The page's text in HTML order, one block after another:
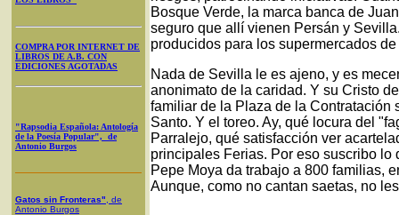
COMPRA POR INTERNET DE
LIBROS DE A.B. CON
EDICIONES AGOTADAS
"Rapsodia Española: Antología
de la Poesía Popular", de
Antonio Burgos
Gatos sin Fronteras" , de
Antonio Burgos
Bosque Verde, la marca banca de
seguro que allí vienen Persán y
producidos para los supermercados
Nada de Sevilla le es ajeno, y es
anonimato de la caridad. Y su Cristo
familiar de la Plaza de la Contratación
Santo. Y el toreo. Ay, qué locura del
Parralejo, qué satisfacción ver
principales Ferias. Por eso suscribo
Pepe Moya da trabajo a 800 familias,
Aunque, como no cantan saetas, no